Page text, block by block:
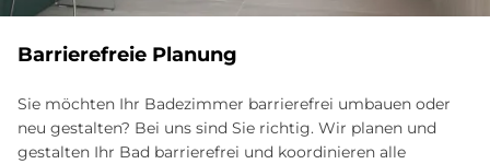
Barrierefreie Planung
Sie möchten Ihr Badezimmer barrierefrei umbauen oder
neu gestalten? Bei uns sind Sie richtig. Wir planen und
gestalten Ihr Bad barrierefrei und koordinieren alle